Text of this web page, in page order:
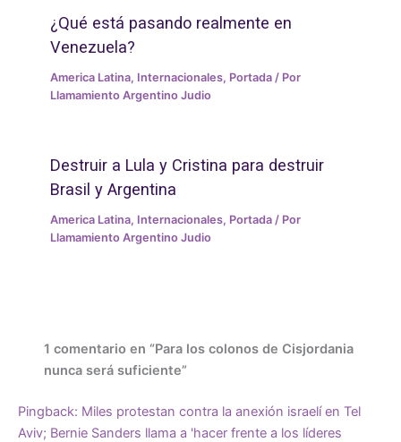
¿Qué está pasando realmente en
Venezuela?
America Latina, Internacionales, Portada / Por
Llamamiento Argentino Judio
Destruir a Lula y Cristina para destruir
Brasil y Argentina
America Latina, Internacionales, Portada / Por
Llamamiento Argentino Judio
1 comentario en “Para los colonos de Cisjordania
nunca será suficiente”
Pingback: Miles protestan contra la anexión israelí en Tel
Aviv; Bernie Sanders llama a 'hacer frente a los líderes